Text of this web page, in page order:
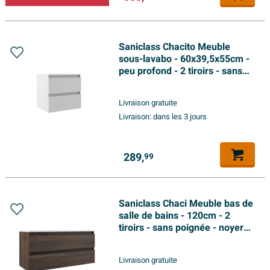
Saniclass Chacito Meuble
sous-lavabo - 60x39,5x55cm -
peu profond - 2 tiroirs - sans
Livraison gratuite
Livraison:dans les 3 jours
289,99
Saniclass Chaci Meuble bas de
salle de bains - 120cm - 2
tiroirs - sans poignée - noyer
Livraison gratuite